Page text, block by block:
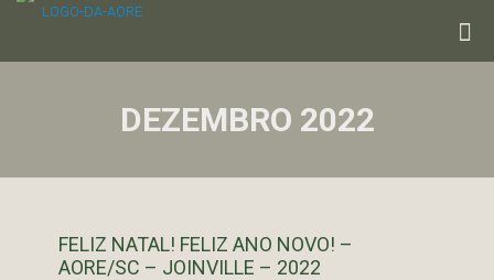
DEZEMBRO 2022
FELIZ NATAL! FELIZ ANO NOVO! –
AORE/SC – JOINVILLE – 2022